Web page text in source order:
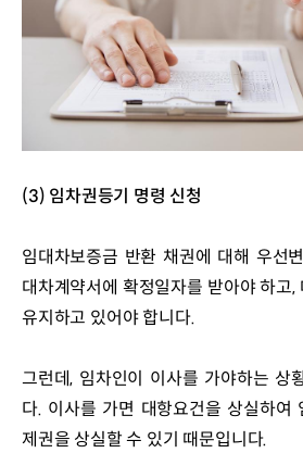
(3) 임차권등기 명령 신청
임대차보증금 반환 채권에 대해 우선
대차계약서에 확정일자를 받아야 하고
유지하고 있어야 합니다.
그런데, 임차인이 이사를 가야하는 상
다. 이사를 가면 대항요건을 상실하여
제권을 상실할 수 있기 때문입니다.